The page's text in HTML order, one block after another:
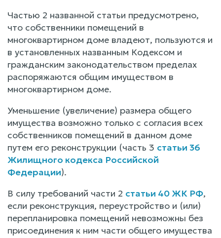
Частью 2 названной статьи предусмотрено,
что собственники помещений в
многоквартирном доме владеют, пользуются и
в установленных названным Кодексом и
гражданским законодательством пределах
распоряжаются общим имуществом в
многоквартирном доме.
Уменьшение (увеличение) размера общего
имущества возможно только с согласия всех
собственников помещений в данном доме
путем его реконструкции (часть 3 статьи 36
Жилищного кодекса Российской
Федерации).
В силу требований части 2 статьи 40 ЖК РФ,
если реконструкция, переустройство и (или)
перепланировка помещений невозможны без
присоединения к ним части общего имущества